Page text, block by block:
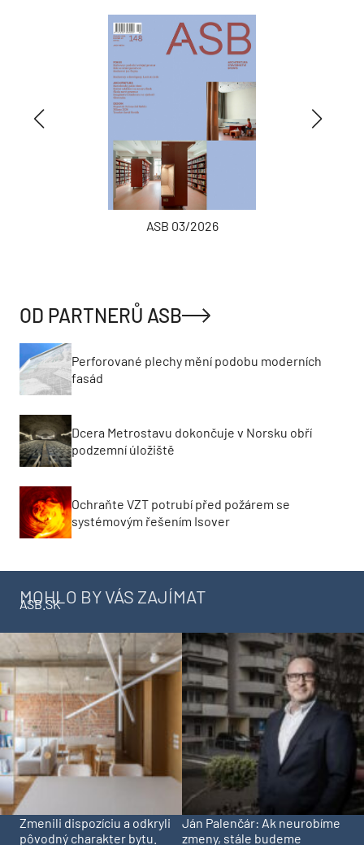
ASB 03/2026
OD PARTNERŮ ASB
Perforované plechy mění podobu moderních
fasád
Dcera Metrostavu dokončuje v Norsku obří
podzemní úložiště
Ochraňte VZT potrubí před požárem se
systémovým řešením Isover
MOHLO BY VÁS ZAJÍMAT
ASB.SK
Zmenili dispozíciu a odkryli
pôvodný charakter bytu.
Ján Palenčár: Ak neurobíme
zmeny, stále budeme